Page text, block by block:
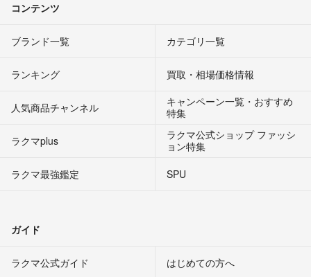
コンテンツ
ブランド一覧 カテゴリ一覧
ランキング 買取・相場価格情報
人気商品チャンネル
キャンペーン一覧・おすすめ
特集
ラクマplus
ラクマ公式ショップ ファッシ
ョン特集
ラクマ最強鑑定
SPU
ガイド
ラクマ公式ガイド はじめての方へ